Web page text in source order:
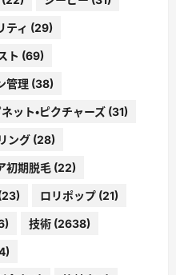
ティ (29)
ト (69)
管理 (38)
ット・ピクチャーズ (31)
ング (28)
初期脱毛 (22)
ロリポップ (21)
技術 (2638)